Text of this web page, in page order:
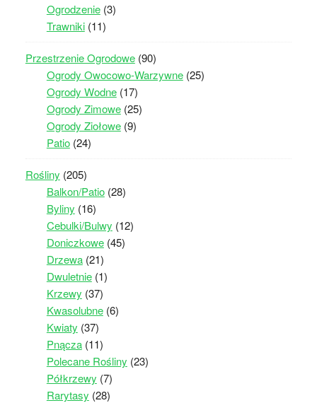
Ogrodzenie(3)
Trawniki(11)
Przestrzenie Ogrodowe(90)
Ogrody Owocowo-Warzywne(25)
Ogrody Wodne(17)
Ogrody Zimowe(25)
Ogrody Ziołowe(9)
Patio(24)
Rośliny (205)
Balkon/Patio(28)
Byliny (16)
Cebulki/Bulwy (12)
Doniczkowe(45)
Drzewa(21)
Dwuletnie(1)
Krzewy (37)
Kwasolubne(6)
Kwiaty (37)
Pnącza(11)
Polecane Rośliny (23)
Półkrzewy (7)
Rarytasy (28)